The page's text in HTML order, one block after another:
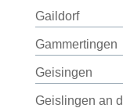
Gaildorf
Gammertingen
Geisingen
Geislingen an